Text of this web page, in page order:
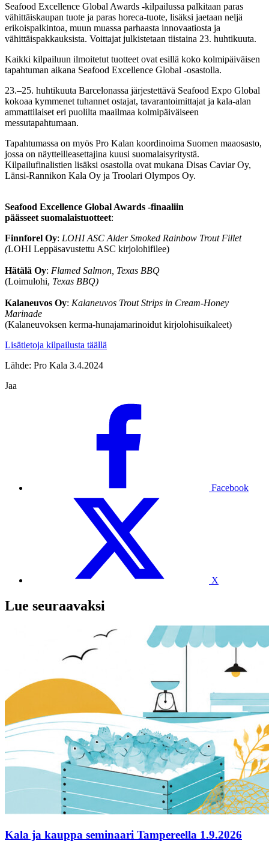
Seafood Excellence Global Awards -kilpailussa palkitaan paras
vähittäiskaupan tuote ja paras horeca-tuote, lisäksi jaetaan neljä
erikoispalkintoa, muun muassa parhaasta innovaatiosta ja
vähittäispakkauksista. Voittajat julkistetaan tiistaina 23. huhtikuuta.
Kaikki kilpailuun ilmoitetut tuotteet ovat esillä koko kolmipäiväisen
tapahtuman aikana Seafood Excellence Global -osastolla.
23.–25. huhtikuuta Barcelonassa järjestettävä Seafood Expo Global
kokoaa kymmenet tuhannet ostajat, tavarantoimittajat ja kala-alan
ammattilaiset eri puolilta maailmaa kolmipäiväiseen
messutapahtumaan.
Tapahtumassa on myös Pro Kalan koordinoima Suomen maaosasto,
jossa on näytteilleasettajina kuusi suomalaisyritystä.
Kilpailufinalistien lisäksi osastolla ovat mukana Disas Caviar Oy,
Länsi-Rannikon Kala Oy ja Troolari Olympos Oy.
Seafood Excellence Global Awards -finaaliin
päässeet suomalaistuotteet:
Finnforel Oy: LOHI ASC Alder Smoked Rainbow Trout Fillet
(LOHI Leppäsavustettu ASC kirjolohifilee)
Hätälä Oy: Flamed Salmon, Texas BBQ
(Loimulohi, Texas BBQ)
Kalaneuvos Oy: Kalaneuvos Trout Strips in Cream-Honey
Marinade
(Kalaneuvoksen kerma-hunajamarinoidut kirjolohisuikaleet)
Lisätietoja kilpailusta täällä
Lähde: Pro Kala 3.4.2024
Jaa
Facebook
X
Lue seuraavaksi
Kala ja kauppa seminaari Tampereella 1.9.2026